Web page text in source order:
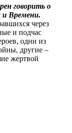
говорить о
и Времени.
через
и подчас
одни из
другие –
жертвой